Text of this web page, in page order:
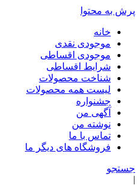
پرش به محتوا
خانه
موجودی نقدی
موجودی اقساطی
شرایط اقساطی
شناخت محصولات
لیست همه محصولات
جشنواره
آگهی من
نوشته من
تماس با ما
فروشگاه های دیگر ما
جستجو
|